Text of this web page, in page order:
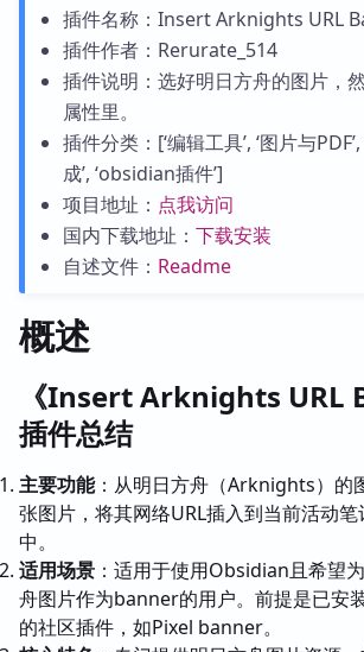
插件名称：Insert Arknights URL
插件作者：Rerurate_514
插件说明：选好明日方舟的图片，
属性里。
插件分类：[‘编辑工具’, ‘图片与
成’, ‘obsidian插件’]
项目地址： 点我访问
国内下载地址： 下载安装
自述文件： Readme
概述
《Insert Arknights URL
插件总结
主要功能：从明日方舟（Arknights）的
张图片，将其网络URL插入到当前活动
中。
适用场景 ：适用于使用Obsidian且希望
舟图片作为banner的用户。前提是已安
的社区插件，如Pixel banner。